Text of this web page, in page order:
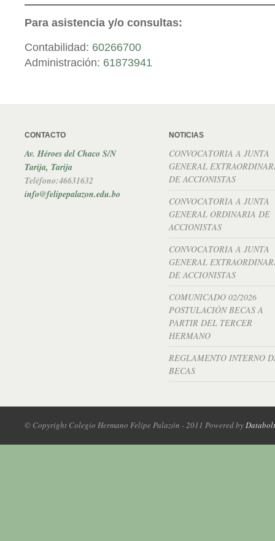
Para asistencia y/o consultas:
Contabilidad: 60266700
Administración: 61873941
CONTACTO
Av. Héroes del Chaco S/N
Tarija, Tarija
Teléfono:46631632
info@felipepalazon.edu.bo
NOTICIAS
CONVOCATORIA A JUNTA
GENERAL
DE ACCIONISTAS
CONVOCATORIA A JUNTA
GENERAL ORDINARIA DE
ACCIONISTAS
CONVOCATORIA A JUNTA
GENERAL
DE ACCIONISTAS
COMUNICADO 02/2026
POSTULACIÓN BECAS A
PARTIR DEL TERCER
HERMANO
REGLAMENTO INTERNO
BECAS
© Copyright Colegio Hermano Felipe Palazón - 2011 Powered byDatabolt